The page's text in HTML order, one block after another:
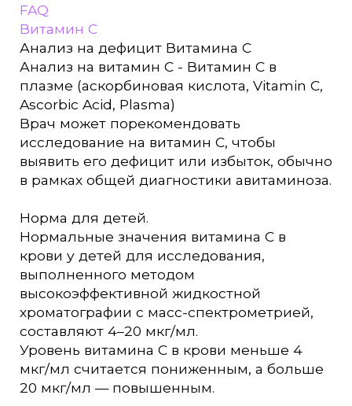
FAQ
Витамин С
Анализ на дефицит Витамина С
Анализ на витамин C - Витамин С в
плазме (аскорбиновая кислота, Vitamin C,
Ascorbic Acid, Plasma)
Врач может порекомендовать
исследование на витамин C, чтобы
выявить его дефицит или избыток, обычно
в рамках общей диагностики авитаминоза.
Норма для детей.
Нормальные значения витамина C в
крови у детей для исследования,
выполненного методом
высокоэффективной жидкостной
хроматографии с масс-спектрометрией,
составляют 4–20 мкг/мл.
Уровень витамина C в крови меньше 4
мкг/мл считается пониженным, а больше
20 мкг/мл — повышенным.